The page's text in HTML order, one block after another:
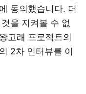
동의했습니다. 더
을 지켜볼 수 없
고래 프로젝트의
2차 인터뷰를 이